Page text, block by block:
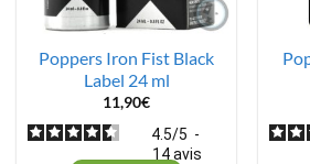
Poppers Iron Fist Black
Label 24 ml
11,90€
4.5/5 -
14avis